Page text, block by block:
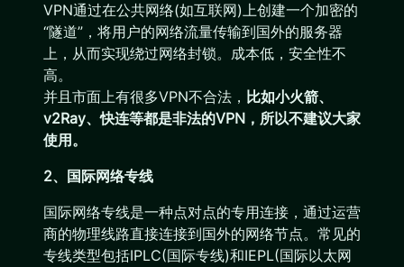
VPN通过在公共网络(如互联网)上创建一个加密的
“隧道”，将用户的网络流量传输到国外的服务器
上，从而实现绕过网络封锁。成本低，安全性不
高。
并且市面上有很多VPN不合法， 比如小火箭、
v2Ray、快连等都是非法的VPN，所以不建议大家
使用。
2、国际网络专线
国际网络专线是一种点对点的专用连接，通过运营
商的物理线路直接连接到国外的网络节点。常见的
专线类型包括IPLC(国际专线)和IEPL(国际以太网